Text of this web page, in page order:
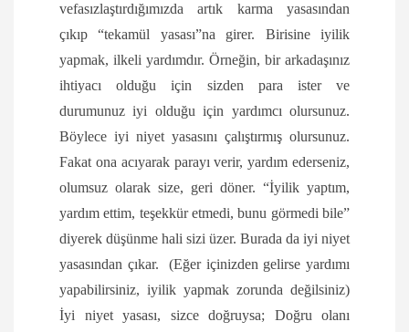
vefasızlaştırdığımızda artık karma yasasından
çıkıp “tekamül yasası”na girer. Birisine iyilik
yapmak, ilkeli yardımdır. Örneğin, bir arkadaşınız
ihtiyacı olduğu için sizden para ister ve
durumunuz iyi olduğu için yardımcı olursunuz.
Böylece iyi niyet yasasını çalıştırmış olursunuz.
Fakat ona acıyarak parayı verir, yardım ederseniz,
olumsuz olarak size, geri döner. “İyilik yaptım,
yardım ettim, teşekkür etmedi, bunu görmedi bile”
diyerek düşünme hali sizi üzer. Burada da iyi niyet
yasasından çıkar. (Eğer içinizden gelirse yardımı
yapabilirsiniz, iyilik yapmak zorunda değilsiniz)
İyi niyet yasası, sizce doğruysa; Doğru olanı